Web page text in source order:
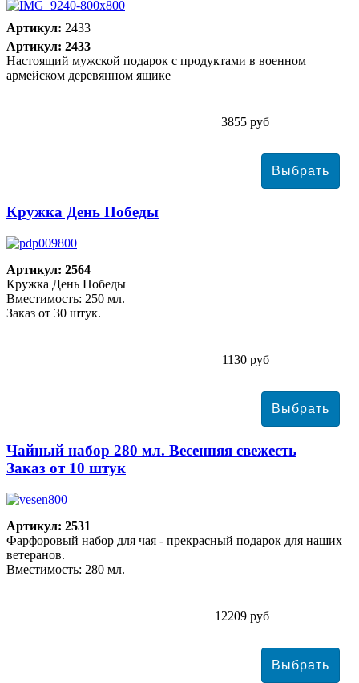
Артикул: 2433
Артикул: 2433
Настоящий мужской подарок с продуктами в военном
армейском деревянном ящике
3855 руб
Кружка День Победы
Артикул: 2564
Кружка День Победы
Вместимость: 250 мл.
Заказ от 30 штук.
1130 руб
Чайный набор 280 мл. Весенняя свежесть
Заказ от 10 штук
Артикул: 2531
Фарфоровый набор для чая - прекрасный подарок для наших
ветеранов.
Вместимость: 280 мл.
12209 руб